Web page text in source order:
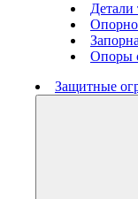
Детали
Опоры
Защитные